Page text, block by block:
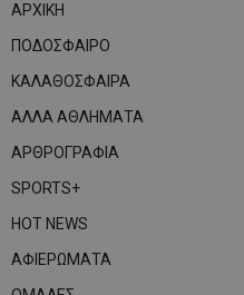
ΑΡΧΙΚΗ
ΠΟΔΟΣΦΑΙΡΟ
ΚΑΛΑΘΟΣΦΑΙΡΑ
ΑΛΛΑ ΑΘΛΗΜΑΤΑ
ΑΡΘΡΟΓΡΑΦΙΑ
SPORTS+
HOT NEWS
ΑΦΙΕΡΩΜΑΤΑ